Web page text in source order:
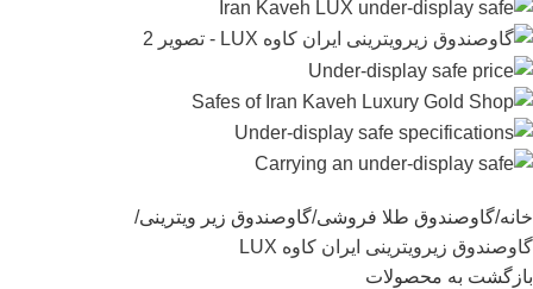
خانه گاوصندوق طلا فروشی گاوصندوق زیر ویترینی
گاوصندوق زیرویترینی ایران کاوه LUX
بازگشت به محصولات